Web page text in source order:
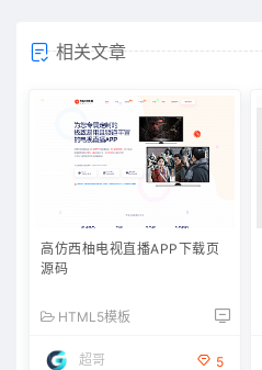
相关文章
高仿西柚电视直播APP下载页
源码
HTML5模板
超哥 5